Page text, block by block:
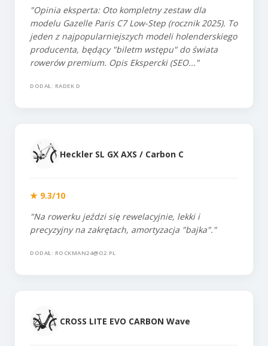
"Opinia eksperta: Oto kompletny zestaw dla
modelu Gazelle Paris C7 Low-Step (rocznik 2025). To
jeden z najpopularniejszych modeli holenderskiego
producenta, będący "biletm wstępu" do świata
rowerów premium. Opis Ekspercki (SEO..."
DODAŁ: RADEK D
Heckler SL GX AXS / Carbon C
★ 9.3/10
"Na rowerku jeździ się rewelacyjnie, lekki i
precyzyjny na zakrętach, amortyzacja "bajka"."
DODAŁ: ROCKMAN24@O2.PL
CROSS LITE EVO CARBON Wave